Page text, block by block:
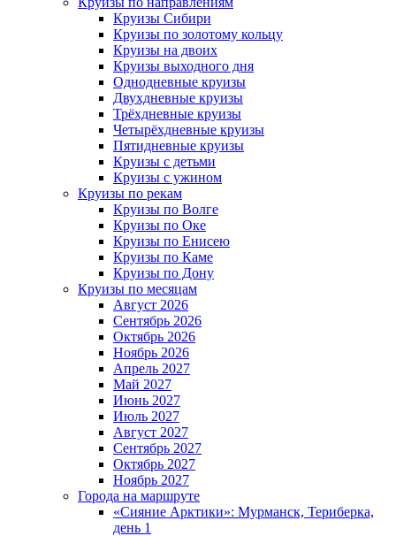
Круизы Сибири
Круизы по золотому кольцу
Круизы на двоих
Круизы выходного дня
Однодневные круизы
Двухдневные круизы
Трёхдневные круизы
Четырёхдневные круизы
Пятидневные круизы
Круизы с детьми
Круизы с ужином
Круизы по рекам
Круизы по Волге
Круизы по Оке
Круизы по Енисею
Круизы по Каме
Круизы по Дону
Круизы по месяцам
Август 2026
Сентябрь 2026
Октябрь 2026
Ноябрь 2026
Апрель 2027
Май 2027
Июнь 2027
Июль 2027
Август 2027
Сентябрь 2027
Октябрь 2027
Ноябрь 2027
Города на маршруте
«Сияние Арктики»: Мурманск, Териберка,
день 1